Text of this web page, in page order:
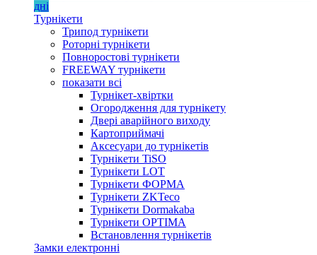
дні
Турнікети
Трипод турнікети
Роторні турнікети
Повноростові турнікети
FREEWAY турнікети
показати всі
Турнікет-хвіртки
Огородження для турнікету
Двері аварійного виходу
Картоприймачі
Аксесуари до турнікетів
Турнікети TiSO
Турнікети LOT
Турнікети ФОРМА
Турнікети ZKTeco
Турнікети Dormakaba
Турнікети OPTIMA
Встановлення турнікетів
Замки електронні